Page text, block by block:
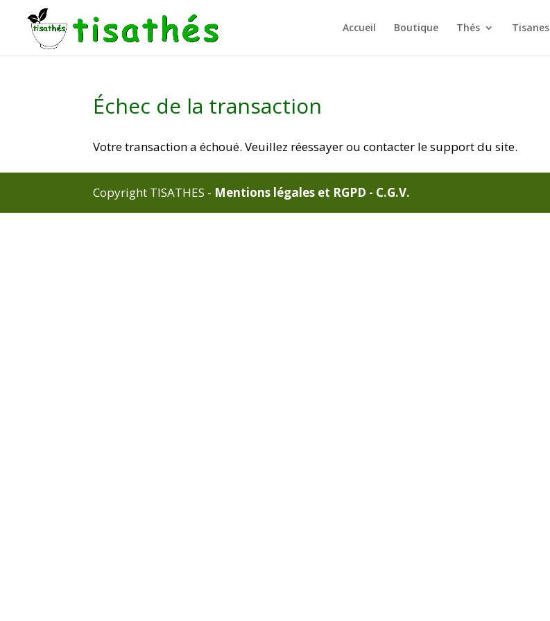
Accueil Boutique Thés Tisanes
Échec de la transaction
Votre transaction a échoué. Veuillez réessayer ou contacter le support du site.
Copyright TISATHES - Mentions légales et RGPD - C.G.V.